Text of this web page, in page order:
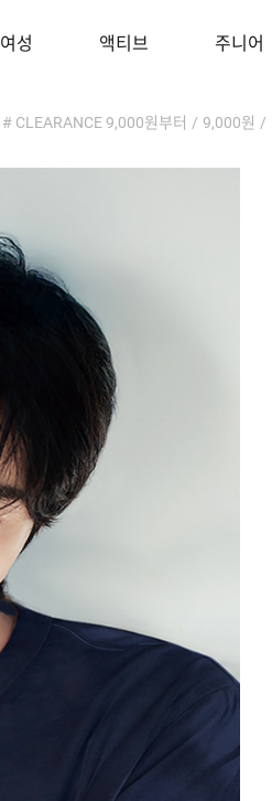
여성 액티브 주니어
# CLEARANCE 9,000원부터 / 9,000원 /